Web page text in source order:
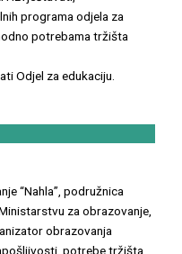
programa odjela za
potrebama tržišta
Odjel za edukaciju.
“Nahla”, podružnica
za obrazovanje,
obrazovanja
potrebe tržišta